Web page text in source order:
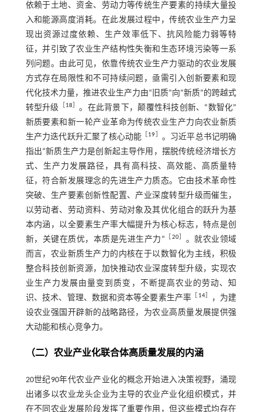
依赖于土地、资金、劳动力等传统生产要素的持续大量投
入和能源高度消耗。在此发展过程中，传统农业生产力呈
现出资源过度依赖、生产效率低下、抗风险能力弱等特
征，并引致了农业生产结构性失衡和生态环境污染等一系
列问题。由此可见，依靠传统农业生产力驱动的农业发展
方式存在局限性和不可持续问题，亟需引入创新要素和现
代化技术力量，推进农业生产力由“旧质”向“新质”的跨越式
转型升级
18
。在此背景下，颠覆性科技创新、“数智化”
新质要素和新一轮产业革命为传统农业生产力向农业新质
生产力迭代跃升汇聚了核心动能
19
。习近平总书记明确
指出“新质生产力是创新起主导作用，摆脱传统经济增长方
式、生产力发展路径，具有高科技、高效能、高质量特
征，符合新发展理念的先进生产力质态。它由技术革命性
突破、生产要素创新性配置、产业深度转型升级而催生，
以劳动者、劳动资料、劳动对象及其优化组合的跃升为基
本内涵，以全要素生产率大幅提升为核心标志，特点是创
新，关键在质优，本质是先进生产力”
20］ 。就农业领域
而言，农业新质生产力的内核在于以数智化为主线，积极
整合科技创新资源，加快推动农业深度转型升级，实现农
业生产力发展由量变到质变，不断提高农业的劳动、知
识、技术、管理、数据和资本等全要素生产率
14］
，为建
设农业强国开辟新的战略路径，为农业高质量发展提供强
大动能和核心竞争力。
（二）农业产业化联合体高质量发展的内涵
20世纪90年代农业产业化的概念开始进入决策视野，涌现
出诸多以农业龙头企业为主导的农业产业化组织模式，并
在不同农业发展阶段发挥了重要作用，但这些模式均存在